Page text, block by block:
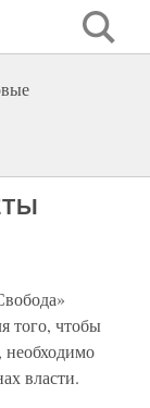
того, чтобы
необходимо
власти.